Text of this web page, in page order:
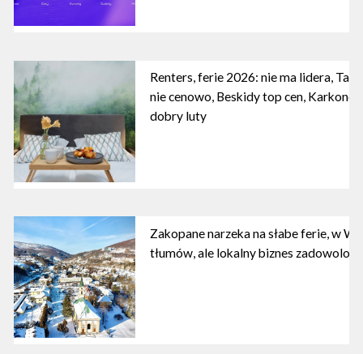
Renters, ferie 2026: nie ma lidera,
nie cenowo, Beskidy top cen,
dobry luty
Zakopane narzeka na słabe ferie, w
tłumów, ale lokalny biznes zadowolony